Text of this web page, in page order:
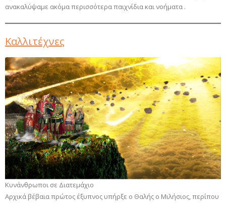
ανακαλύψαμε ακόμα περισσότερα παιχνίδια και νοήματα .
Καλλιτέχνες
Κυνάνθρωποι σε Διατεμάχιο
Αρχικά βέβαιαπρώτος έξυπνος υπήρξε ο Θαλής ο Μιλήσιος, περίπου